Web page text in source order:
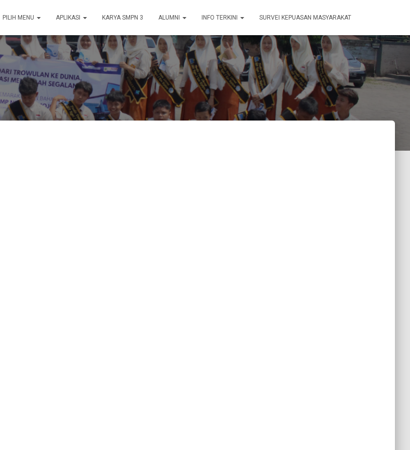
PILIH MENU APLIKASI KARYA SMPN 3 ALUMNI INFO TERKINI SURVEI KEPUASAN MASYARAKAT